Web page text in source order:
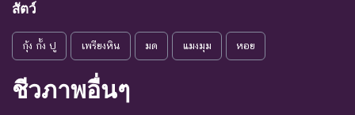
สัตว์
กุ้ง กั้ง ปู เพรียงหิน มด แมงมุม หอย
ชีวภาพอื่นๆ